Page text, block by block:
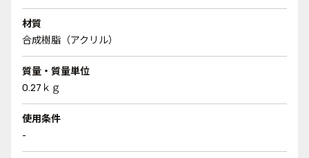
材質
合成樹脂（アクリル）
質量・質量単位
0.27ｋｇ
使用条件
-